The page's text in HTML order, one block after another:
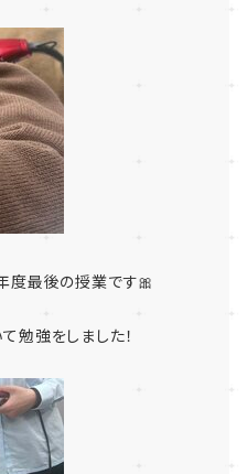
度最後の授業です🎀
勉強をしました！